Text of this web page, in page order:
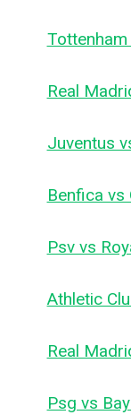
Real
Juventus
Benfica vs
Psv vs
Athletic
Real
Psg vs